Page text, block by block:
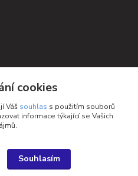
cookies
Váš souhlas s použitím souborů
informace týkající se Vašich
Souhlasím